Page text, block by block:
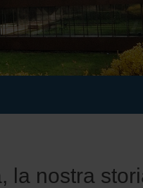
la nostra